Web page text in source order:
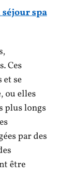
spa
Ces
se
ou elles
plus longs
par des
être